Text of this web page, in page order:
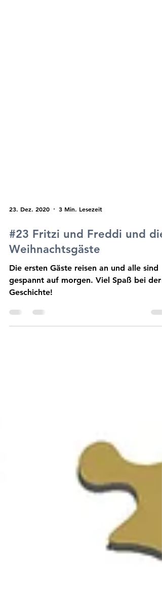
#23 Fritzi und Freddi und die
Weihnachtsgäste
Die ersten Gäste reisen an und alle sind
gespannt auf morgen. Viel Spaß bei der
Geschichte!